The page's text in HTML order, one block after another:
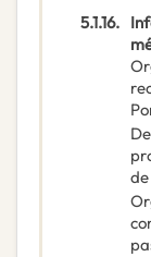
5.1.16.